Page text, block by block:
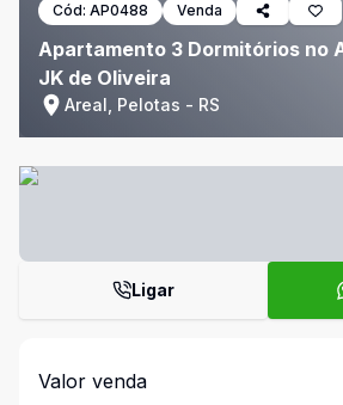
Cód: AP0488 Venda
Apartamento 3 Dormitórios no
JK de Oliveira
Areal, Pelotas - RS
Ligar
Valor venda